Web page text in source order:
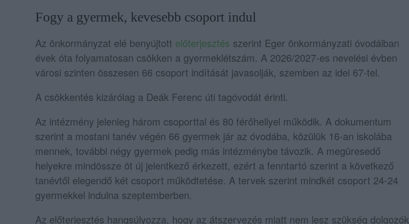
Fogy a gyermek, kevesebb csoport indul
Az önkormányzat elé benyújtott előterjesztés szerint Eger önkormányzati óvodáiban
évek óta folyamatosan csökken a gyermeklétszám. A 2026/2027-es nevelési évben
városi szinten összesen 66 csoport indítását javasolják, szemben az idei 67-tel.
A csökkentés kizárólag a Deák Ferenc úti tagóvodát érinti.
Az intézmény jelenleg három csoporttal és 80 férőhellyel működik. A dokumentum
szerint a mostani tanév végén 66 gyermek jár az óvodába, közülük 16-an iskolába
mennek, további négy gyermek pedig más intézménybe távozik. A megüresedő
helyekre mindössze öt új jelentkező érkezett, ezért a fenntartó szerint a következő
tanévtől elegendő két csoport működtetése. A tervek szerint mindkét csoport 24-24
gyermekkel indulna szeptemberben.
Az előterjesztés hangsúlyozza, hogy az átszervezés miatt nem lesz szükség dolgozók